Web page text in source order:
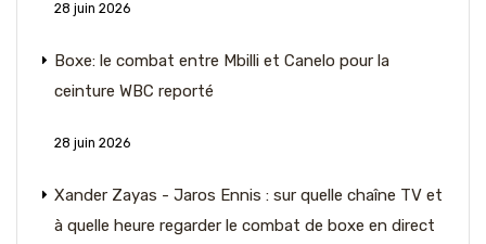
28 juin 2026
Boxe: le combat entre Mbilli et Canelo pour la
ceinture WBC reporté
28 juin 2026
Xander Zayas - Jaros Ennis : sur quelle chaîne TV et
à quelle heure regarder le combat de boxe en direct